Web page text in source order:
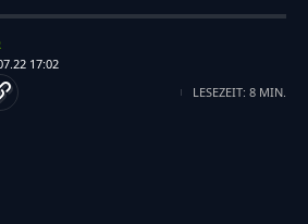
17:02
LESEZEIT: 8 MIN.